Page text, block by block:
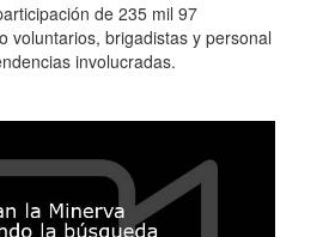
de 235 mil 97
voluntarios, brigadistas y personal
involucradas.